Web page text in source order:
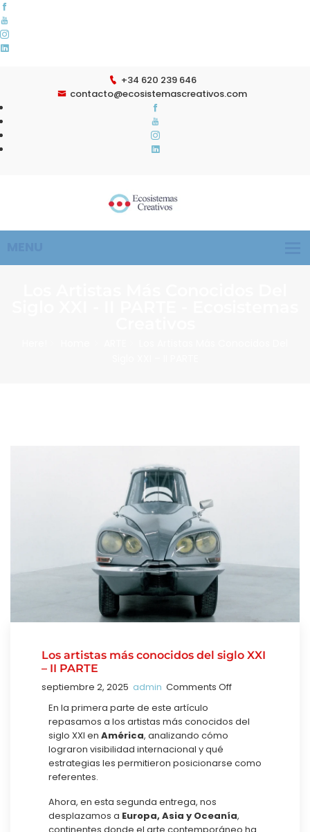
+34 620 239 646
contacto@ecosistemascreativos.com
Los artistas más conocidos del siglo XXI
– II PARTE
septiembre 2, 2025 admin Comments Off
En la primera parte de este artículo
repasamos a los artistas más conocidos del
siglo XXI en América, analizando cómo
lograron visibilidad internacional y qué
estrategias les permitieron posicionarse como
referentes.
Ahora, en esta segunda entrega, nos
desplazamos a Europa, Asia y Oceanía,